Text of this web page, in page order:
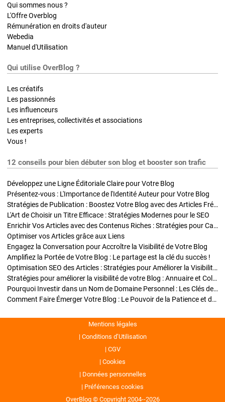
Qui sommes nous ?
L'Offre Overblog
Rémunération en droits d'auteur
Webedia
Manuel d'Utilisation
Qui utilise OverBlog ?
Les créatifs
Les passionnés
Les influenceurs
Les entreprises, collectivités et associations
Les experts
Vous !
12 conseils pour bien débuter son blog et booster son trafic
Développez une Ligne Éditoriale Claire pour Votre Blog
Présentez-vous : L'Importance de l'Identité Auteur pour Votre Blog
Stratégies de Publication : Boostez Votre Blog avec des Articles Fréquents et Exclusifs
L'Art de Choisir un Titre Efficace : Stratégies Modernes pour le SEO
Enrichir Vos Articles avec des Contenus Riches : Stratégies pour Captiver et Optimiser
Optimiser vos Articles grâce aux Liens
Engagez la Conversation pour Accroître la Visibilité de Votre Blog
Amplifiez la Portée de Votre Blog : Le partage est la clé du succès !
Optimisation SEO des Articles : Stratégies pour Améliorer la Visibilité de Votre Blog
Stratégies pour améliorer la visibilité de votre Blog : Annuaire et Collaborations
Pourquoi Investir dans un Nom de Domaine Personnel : Les Clés de la Réussite de Votre Blog
Comment Faire Émerger Votre Blog : Le Pouvoir de la Patience et de la Persévérance
Mentions légales
Conditions d’Utilisation
CGV
Cookies
Données personnelles
Préférences cookies
OverBlog © Copyright 2004--2026